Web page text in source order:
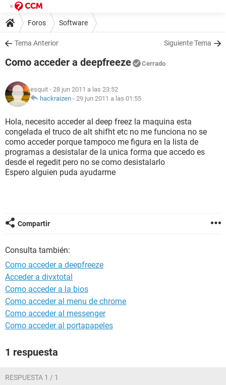
Foros Software
Tema Anterior Siguiente Tema
Como acceder a deepfreeze Cerrado
esquit - 28 jun 2011 a las 23:52
hackraizen - 29 jun 2011 a las 01:55
Hola, necesito acceder al deep freez la maquina esta
congelada el truco de alt shifht etc no me funciona no se
como acceder porque tampoco me figura en la lista de
programas a desistalar de la unica forma que accedo es
desde el regedit pero no se como desistalarlo
Espero alguien puda ayudarme
Compartir
Consulta también:
Como acceder a deepfreeze
Acceder a divxtotal
Como acceder a la bios
Como acceder al menu de chrome
Como acceder al messenger
Como acceder al portapapeles
1 respuesta
RESPUESTA 1 / 1